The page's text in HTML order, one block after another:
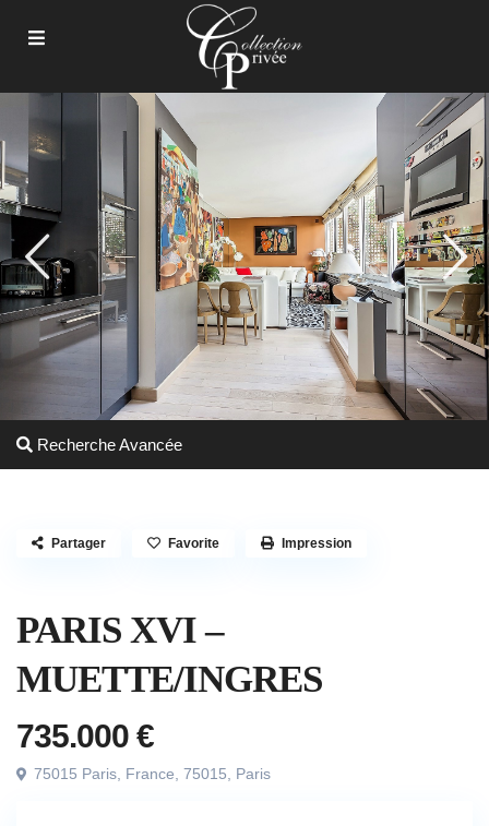
Recherche Avancée
PARIS XVI –
MUETTE/INGRES
735.000 €
75015 Paris, France, 75015 Paris
Partager Favorite Impression